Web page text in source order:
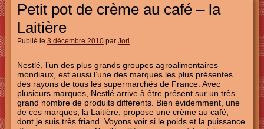
Petit pot de crème au café – la
Laitière
Publié le 3 décembre 2010 par Jori
Nestlé, l’un des plus grands groupes agroalimentaires
mondiaux, est aussi l’une des marques les plus présentes
des rayons de tous les supermarchés de France. Avec
plusieurs marques, Nestlé arrive à être présent sur un très
grand nombre de produits différents. Bien évidemment, une
de ces marques, la Laitière, propose une crème au café,
dont je suis très friand. Voyons voir si le poids et la puissance